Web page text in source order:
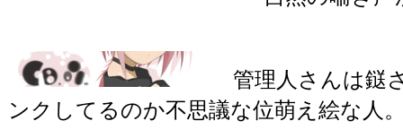
管理人さんは鎹
ンクしてるのか不思議な位萌え絵な人